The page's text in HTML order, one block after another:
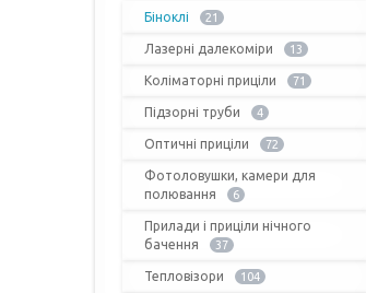
Біноклі 21
Лазерні далекоміри 13
Коліматорні приціли 71
Підзорні труби 4
Оптичні приціли 72
Фотоловушки, камери для
полювання
6
Прилади і приціли нічного
бачення
37
Тепловізори 104